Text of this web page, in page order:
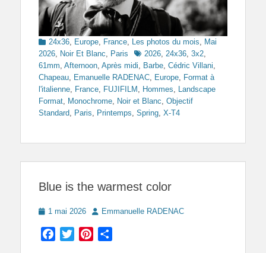
Categories
24x36 Europe France Les photos du mois
Mai
2026 Noir Et Blanc Paris Tags2026 24x36 3x2
61mm Afternoon Après midi Barbe Cédric Villani
Chapeau Emanuelle RADENAC Europe Format à
l'italienne France FUJIFILM Hommes
Landscape
Format Monochrome Noir et Blanc Objectif
Standard Paris Printemps Spring X-T4
Blue is the warmest color
Posted
1 mai 2026 AuthorEmmanuelle RADENAC
Facebook
TwitterPinterest